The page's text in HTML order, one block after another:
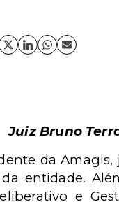
Juiz Bruno
da
entidade.
e